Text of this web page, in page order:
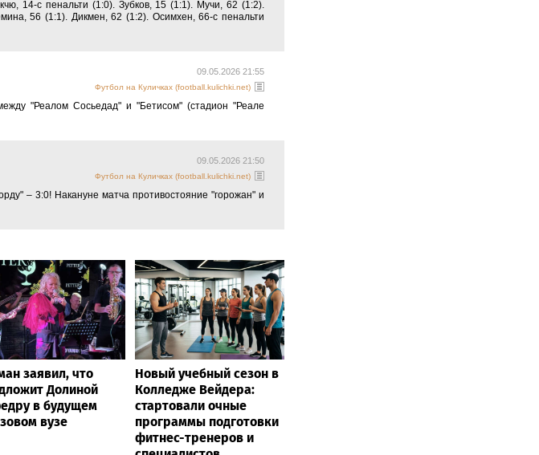
Голы: Элиа, 7 (1:0). Бенеш, 13 (1:1). Хадергенай, 40-с
Шомуродов, 6-с пенальти (1:0). Шахинер, 43 (2:0).
14-с пенальти (1:0). Зубков, 15 (1:1). Мучи, 62 (1:2).
56 (1:1). Дикмен, 62 (1:2). Осимхен, 66-с пенальти
09.05.2026 21:55
Футбол на Куличках (football.kulichki.net)
"Реалом Сосьедад" и "Бетисом" (стадион "Реале
Футбол на Куличках (football.kulichki.net)
– 3:0! Накануне матча противостояние "горожан" и